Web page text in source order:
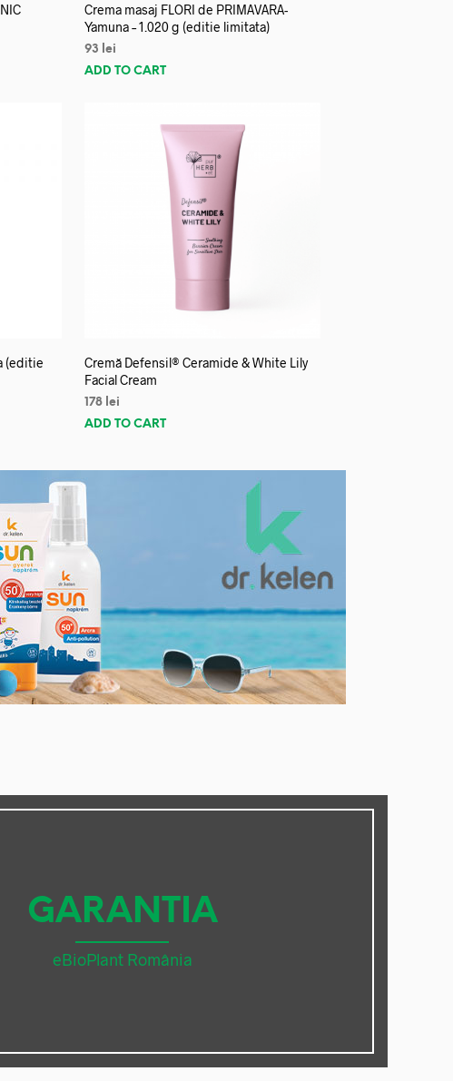
Crema masaj FLORI de PRIMAVARA-
Yamuna – 1.020 g (editie limitata)
93
lei
ADD TO CART
(editie
Cremă Defensil® Ceramide & White Lily
Facial Cream
178 lei
ADD TO CART
GARANTIA
eBioPlant România